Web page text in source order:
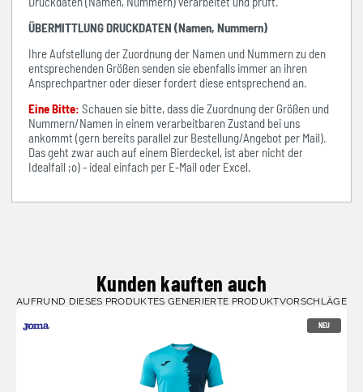
ÜBERMITTLUNG DRUCKDATEN (Namen, Nummern)
Ihre Aufstellung der Zuordnung der Namen und Nummern zu den
entsprechenden Größen senden sie ebenfalls immer an ihren
Ansprechpartner oder dieser fordert diese entsprechend an.
Eine Bitte: Schauen sie bitte, dass die Zuordnung der Größen und
Nummern/Namen in einem verarbeitbaren Zustand bei uns
ankommt (gern bereits parallel zur Bestellung/Angebot per Mail).
Das geht zwar auch auf einem Bierdeckel, ist aber nicht der
Idealfall ;o) - ideal einfach per E-Mail oder Excel.
Kunden kauften auch
AUFRUND DIESES PRODUKTES GENERIERTE PRODUKTVORSCHLÄGE
NEU